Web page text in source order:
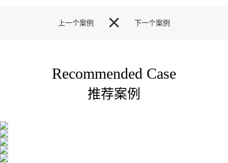
上一个案例 下一个案例

Recommended Case
推荐案例